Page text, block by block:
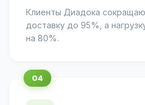
Клиенты Диадока
доставку до 95%, а
на 80%.